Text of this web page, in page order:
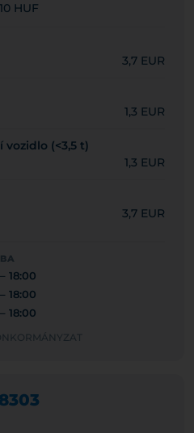
HUF
3,7 EUR
1,3 EUR
(<3,5 t)
1,3 EUR
3,7 EUR
18:00
18:00
18:00
8303